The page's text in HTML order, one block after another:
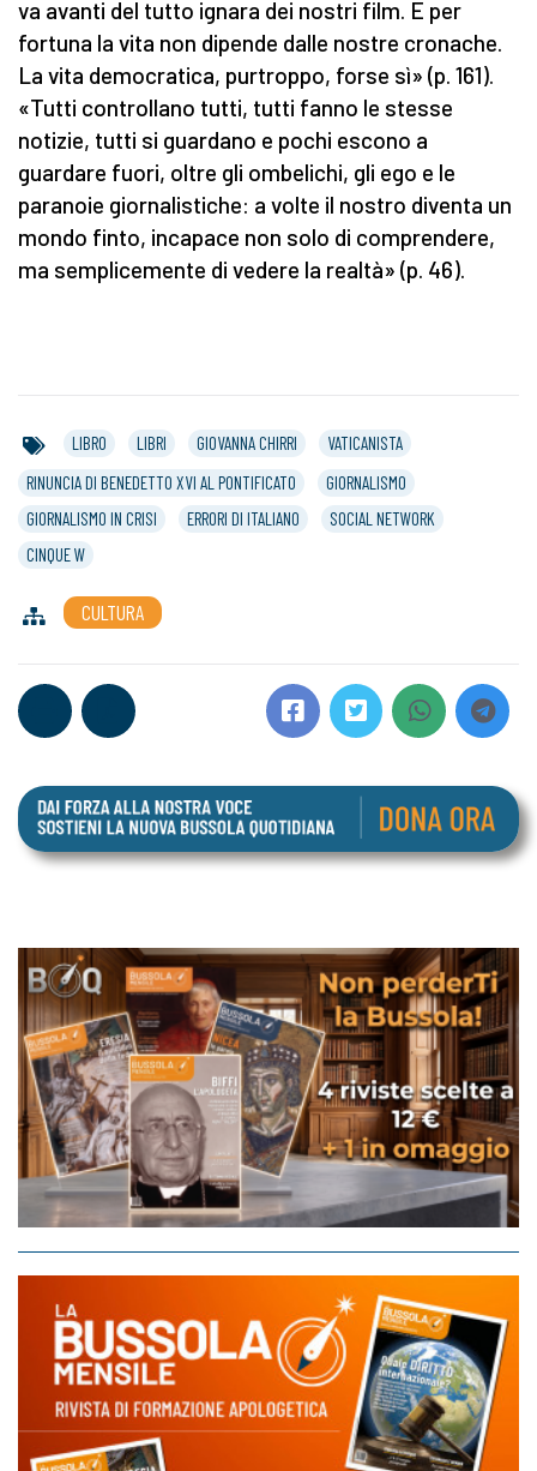
va avanti del tutto ignara dei nostri film. E per
fortuna la vita non dipende dalle nostre cronache.
La vita democratica, purtroppo, forse sì» (p. 161).
«Tutti controllano tutti, tutti fanno le stesse
notizie, tutti si guardano e pochi escono a
guardare fuori, oltre gli ombelichi, gli ego e le
paranoie giornalistiche: a volte il nostro diventa un
mondo finto, incapace non solo di comprendere,
ma semplicemente di vedere la realtà» (p. 46).
LIBRO LIBRI GIOVANNA CHIRRI
VATICANISTA
RINUNCIA DI BENEDETTO XVI AL PONTIFICATO
GIORNALISMO
GIORNALISMO IN CRISI
ERRORI DI ITALIANO
SOCIAL NETWORK
CINQUE W
CULTURA